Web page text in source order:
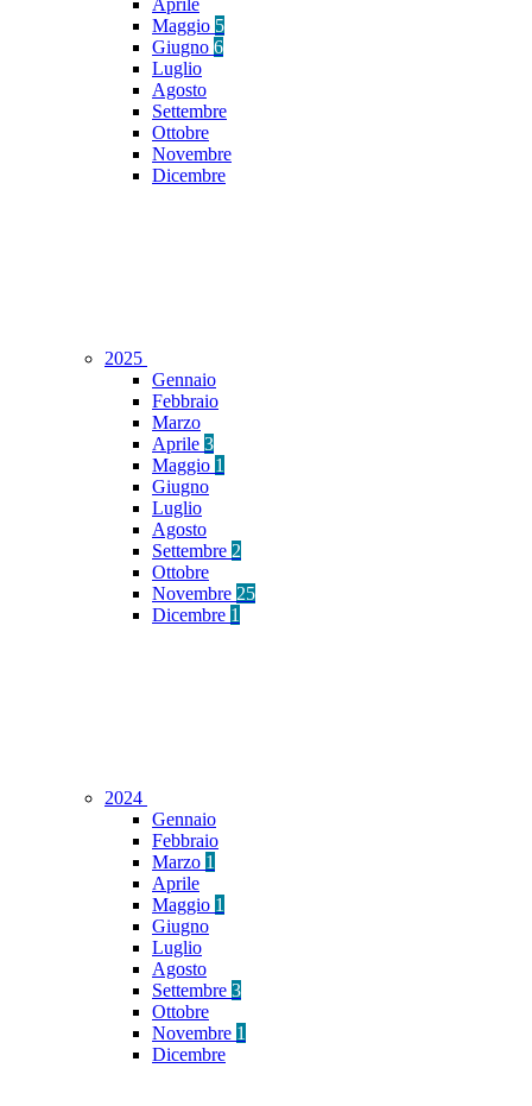
Aprile
Maggio 5
Giugno 6
Luglio
Agosto
Settembre
Ottobre
Novembre
Dicembre
2025
Gennaio
Febbraio
Marzo
Aprile 3
Maggio 1
Giugno
Luglio
Agosto
Settembre 2
Ottobre
Novembre 25
Dicembre 1
2024
Gennaio
Febbraio
Marzo 1
Aprile
Maggio 1
Giugno
Luglio
Agosto
Settembre 3
Ottobre
Novembre 1
Dicembre